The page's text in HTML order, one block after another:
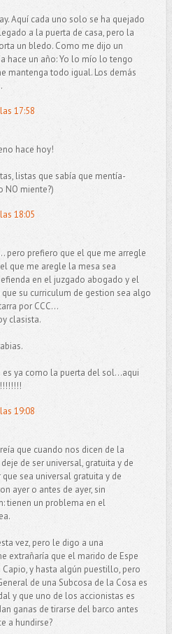
Aquí cada uno solo se ha quejado
a la puerta de casa, pero la
un bledo. Como me dijo un
hace un año: Yo lo mío lo tengo
mantenga todo igual. Los demás
17:58
hace hoy!
listas que sabía que mentía-
NO miente?)
18:05
pero prefiero que el que me arregle
que me aregle la mesa sea
en el juzgado abogado y el
su curriculum de gestion sea algo
por CCC...
clasista.
es ya como la puerta del sol...aqui
19:08
que cuando nos dicen de la
de ser universal, gratuita y de
sea universal gratuita y de
ayer o antes de ayer, sin
tienen un problema en el
vez, pero le digo a una
extrañaría que el marido de Espe
y hasta algún puestillo, pero
de una Subcosa de la Cosa es
y que uno de los accionistas es
ganas de tirarse del barco antes
a hundirse?